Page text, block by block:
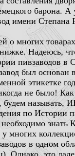
барона.
имени Степана
о многих
Надеюсь,
пивзаводов
был
этикетке
не было!
будем
по Истории
необходимо
в одном
Однако, это